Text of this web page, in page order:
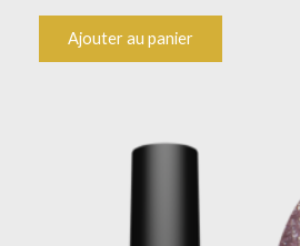
Ajouter au panier